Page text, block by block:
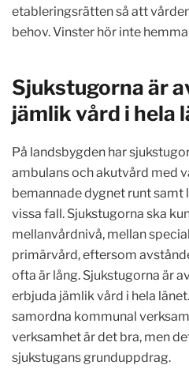
etableringsrätten så att
behov. Vinster hör inte
Sjukstugorna är
jämlik vård i hela
På landsbygden har
ambulans och akutvård med
bemannade dygnet runt
vissa fall. Sjukstugorna ska
mellanvårdnivå, mellan
primärvård, eftersom
ofta är lång. Sjukstugorna är
erbjuda jämlik vård i hela
samordna kommunal
verksamhet är det bra, men
sjukstugans grunduppdrag.